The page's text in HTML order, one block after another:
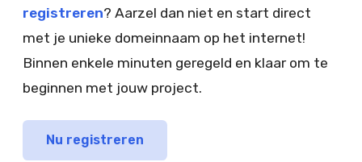
registreren? Aarzel dan niet en start direct
met je unieke domeinnaam op het internet!
Binnen enkele minuten geregeld en klaar om te
beginnen met jouw project.
Nu registreren